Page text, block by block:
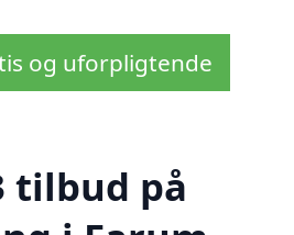
og uforpligtende
tilbud på